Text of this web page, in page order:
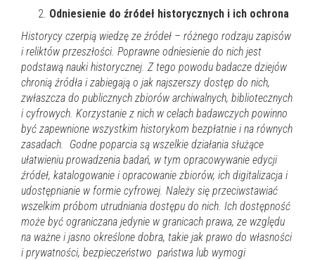
Odniesienie do źródeł historycznych i ich ochrona
Historycy czerpią wiedzę ze źródeł – różnego rodzaju zapisów
i reliktów przeszłości. Poprawne odniesienie do nich jest
podstawą nauki historycznej. Z tego powodu badacze dziejów
chronią źródła i zabiegają o jak najszerszy dostęp do nich,
zwłaszcza do publicznych zbiorów archiwalnych, bibliotecznych
i cyfrowych. Korzystanie z nich w celach badawczych powinno
być zapewnione wszystkim historykom bezpłatnie i na równych
zasadach. Godne poparcia są wszelkie działania służące
ułatwieniu prowadzenia badań, w tym opracowywanie edycji
źródeł, katalogowanie i opracowanie zbiorów, ich digitalizacja i
udostępnianie w formie cyfrowej. Należy się przeciwstawiać
wszelkim próbom utrudniania dostępu do nich. Ich dostępność
może być ograniczana jedynie w granicach prawa, ze względu
na ważne i jasno określone dobra, takie jak prawo do własności
i prywatności, bezpieczeństwo państwa lub wymogi